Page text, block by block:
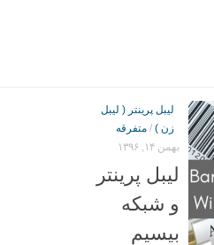
لیبل پرینتر ( لیبل
زن ) / متفرقه
بهمن ۱۴, ۱۳۹۶
لیبل پرینتر
و شبکه
بیسیم